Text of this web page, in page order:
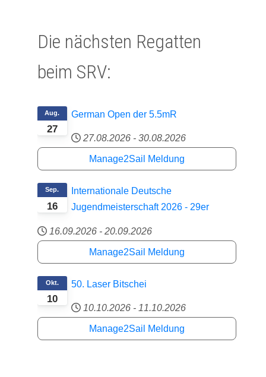
Die nächsten Regatten
beim SRV:
27
Aug. German Open der 5.5mR
27.08.2026 - 30.08.2026
Manage2Sail Meldung
16
Sep.
Internationale Deutsche
Jugendmeisterschaft 2026 - 29er
16.09.2026 - 20.09.2026
Manage2Sail Meldung
10
Okt. 50. Laser Bitschei
10.10.2026 - 11.10.2026
Manage2Sail Meldung